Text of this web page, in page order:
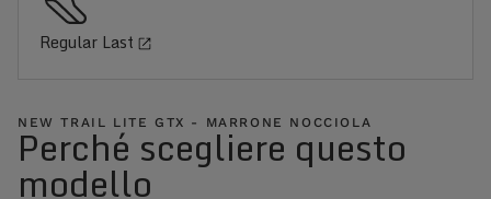
Regular Last
NEW TRAIL LITE GTX - MARRONE NOCCIOLA
Perché scegliere questo
modello